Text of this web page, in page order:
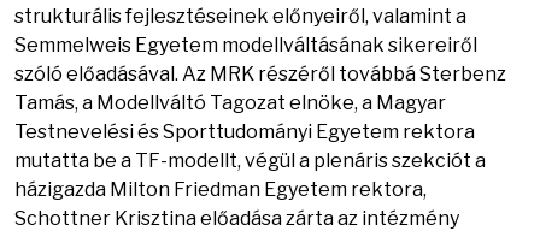
strukturális fejlesztéseinek előnyeiről, valamint a
Semmelweis Egyetem modellváltásának sikereiről
szóló előadásával. Az MRK részéről továbbá Sterbenz
Tamás, a Modellváltó Tagozat elnöke, a Magyar
Testnevelési és Sporttudományi Egyetem rektora
mutatta be a TF-modellt, végül a plenáris szekciót a
házigazda Milton Friedman Egyetem rektora,
Schottner Krisztina előadása zárta az intézmény